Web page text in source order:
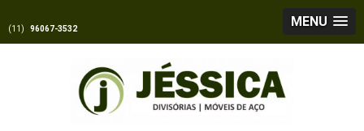
MENU
(11) 96067-3532